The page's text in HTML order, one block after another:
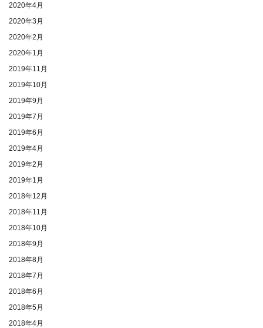
2020年4月
2020年3月
2020年2月
2020年1月
2019年11月
2019年10月
2019年9月
2019年7月
2019年6月
2019年4月
2019年2月
2019年1月
2018年12月
2018年11月
2018年10月
2018年9月
2018年8月
2018年7月
2018年6月
2018年5月
2018年4月